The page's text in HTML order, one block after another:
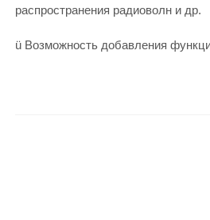
распространения радиоволн и др.
ü Возможность добавления